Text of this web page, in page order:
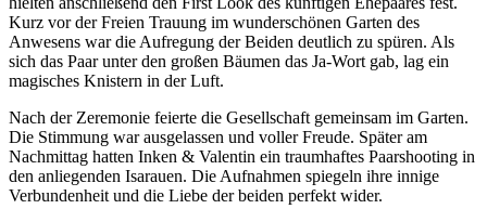
Kurz vor der Freien Trauung im wunderschönen Garten des
Anwesens war die Aufregung der Beiden deutlich zu spüren. Als
sich das Paar unter den großen Bäumen das Ja-Wort gab, lag ein
magisches Knistern in der Luft.
Nach der Zeremonie feierte die Gesellschaft gemeinsam im Garten.
Die Stimmung war ausgelassen und voller Freude. Später am
Nachmittag hatten Inken & Valentin ein traumhaftes Paarshooting in
den anliegenden Isarauen. Die Aufnahmen spiegeln ihre innige
Verbundenheit und die Liebe der beiden perfekt wider.